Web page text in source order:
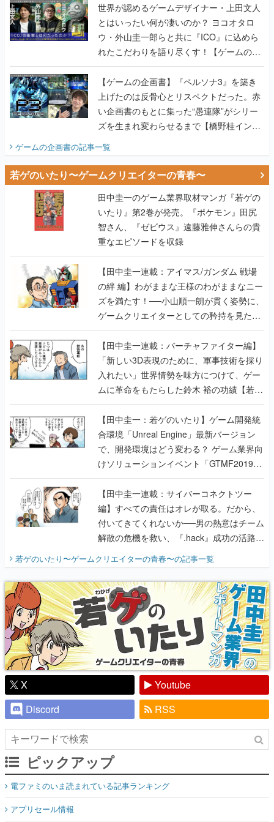
世界が認めるゲームデザイナー・上田文人
とはいったい何が凄いのか？ ヨコオタロ
ウ・外山圭一郎らと共に『ICO』に込めら
れたこだわりを語り尽くす！【ゲームの企
画書】
【ゲームの企画書】『ペルソナ3』を築き
上げたのは反骨心とリスペクトだった。赤
い企画書のもとに集った“愚連隊”がシリー
ズを生まれ変わらせるまで【橋野桂インタ
ゲームの企画書の記事一覧
若ゲのいたり〜ゲームクリエイターの青春〜
田中圭一のゲーム業界取材マンガ『若ゲの
いたり』第2巻が発売。『ポケモン』田尻
智さん、『ゼビウス』遠藤雅伸さんらの貴
重なエピソードを収録
【田中圭一連載：アイマス/ガンダム 戦場
の絆 編】わがままな王様のわがままなニー
ズを満たす！──小山順一朗が貫く姿勢に、
ゲームクリエイターとしての矜持を見た
【若ゲのいたり最終回】
【田中圭一連載：バーチャファイター編】
「新しい3D表現のために、軍事技術を採り
入れたい」世界情勢を味方につけて、ゲー
ムに革命をもたらした鈴木 裕の功績【若ゲ
のいたり】
【田中圭一：若ゲのいたり】ゲーム開発統
合環境「Unreal Engine」最新バージョン
で、開発環境はどう変わる？ ゲーム業界向
けソリューションイベント「GTMF2019」
に行って、より理解を深めよう【PR】
【田中圭一連載：サイバーコネクトツー
編】すべての責任はオレが取る。だから、
付いてきてくれないか──男の熱意はチーム
解散の危機を救い、『.hack』成功の活路を
『少年ジャンプ』色だった【若ゲのいた
り】
若ゲのいたり〜ゲームクリエイターの青春〜の記事一覧
X
Youtube
Discord
RSS
ピックアップ
電ファミのいま読まれている記事ランキング
アプリセール情報